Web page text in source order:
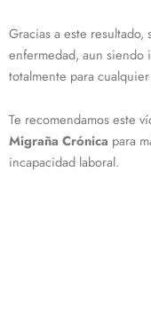
Gracias a este
enfermedad, aun siendo
totalmente para
Te recomendamos este
Migraña Crónica para
incapacidad laboral.